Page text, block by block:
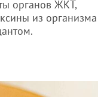
органов ЖКТ,
из организма